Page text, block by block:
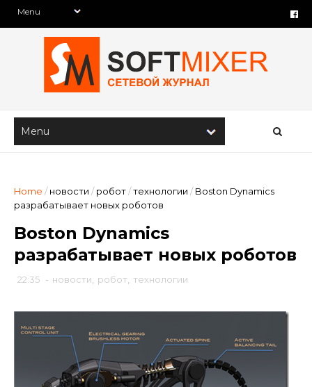
Home / новости / робот/технологии / Boston Dynamics
разрабатывает новых роботов
Boston Dynamics
разрабатывает новых роботов
22:35 - новости робот технологии